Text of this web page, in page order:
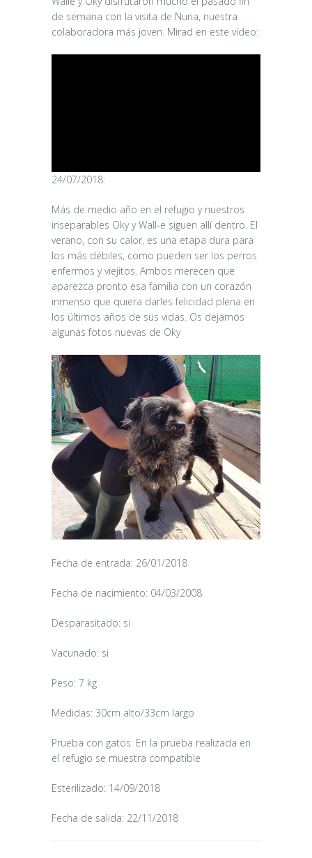
de semana con la visita de Nuria, nuestra
colaboradora más joven. Mirad en este vídeo:
24/07/2018:
Más de medio año en el refugio y nuestros
inseparables Oky y Wall-e siguen allí dentro. El
verano, con su calor, es una etapa dura para
los más débiles, como pueden ser los perros
enfermos y viejitos. Ambos merecen que
aparezca pronto esa familia con un corazón
inmenso que quiera darles felicidad plena en
los últimos años de sus vidas. Os dejamos
algunas fotos nuevas de Oky
Fecha de entrada: 26/01/2018
Fecha de nacimiento: 04/03/2008
Desparasitado: si
Vacunado: si
Peso: 7 kg
Medidas: 30cm alto/33cm largo
Prueba con gatos: En la prueba realizada en
el refugio se muestra compatible
Esterilizado: 14/09/2018
Fecha de salida: 22/11/2018
CANDY
16/06/2026